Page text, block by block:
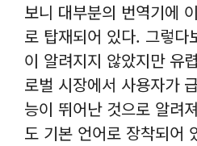
보니 대부분의 번역기에
로 탑재되어 있다. 그렇다
이 알려지지 않았지만 유
로벌 시장에서 사용자가
능이 뛰어난 것으로 알려
도 기본 언어로 장착되어